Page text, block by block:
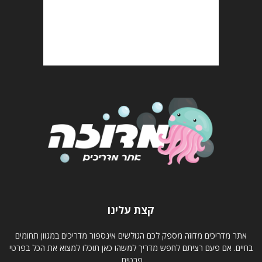
קצת עלינו
אתר מדריכים מדוזה מספק לכם הגולשים אינספור מדריכים במגוון תחומים
בחיים. אם פעם רציתם לחפש מדריך למשהו כאן תוכלו למצוא את הכל בפרטי